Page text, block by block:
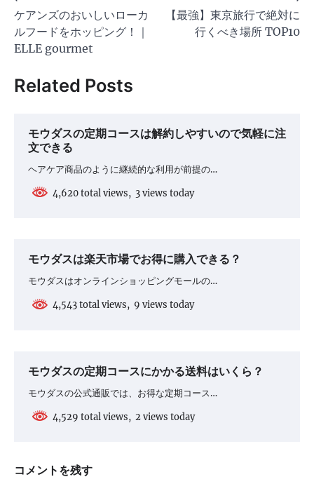
稿
ナ
ゲ
ョ
ン
ケアンズのおいしいローカ
ルフードをホッピング！｜
ELLE gourmet
【最強】東京旅行で絶対に
行くべき場所 TOP10
Related Posts
モウダスの定期コースは解約しやすいので気軽に注
文できる
ヘアケア商品のように継続的な利用が前提の…
4,620 total views, 3 views today
モウダスは楽天市場でお得に購入できる？
モウダスはオンラインショッピングモールの…
4,543 total views, 9 views today
モウダスの定期コースにかかる送料はいくら？
モウダスの公式通販では、お得な定期コース…
4,529 total views, 2 views today
コメントを残す